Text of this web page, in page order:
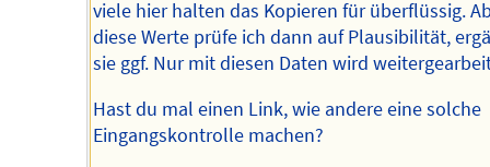
viele hier halten das Kopieren für überflüssig.
diese Werte prüfe ich dann auf Plausibilität,
sie ggf. Nur mit diesen Daten wird
Hast du mal einen Link, wie andere eine solche
Eingangskontrolle machen?